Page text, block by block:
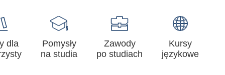
dla
Pomysły
na studia
Zawody
po studiach
Kursy
językowe